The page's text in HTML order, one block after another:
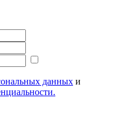
данных и